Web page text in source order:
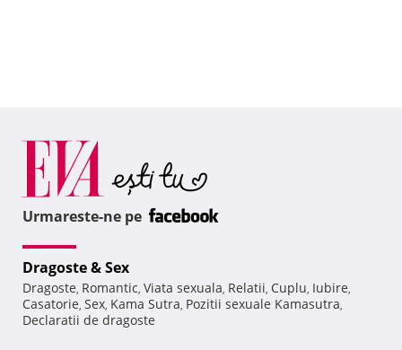
Urmareste-ne pe
Dragoste & Sex
Dragoste, Romantic, Viata sexuala, Relatii, Cuplu, Iubire,
Casatorie, Sex, Kama Sutra, Pozitii sexuale Kamasutra,
Declaratii de dragoste